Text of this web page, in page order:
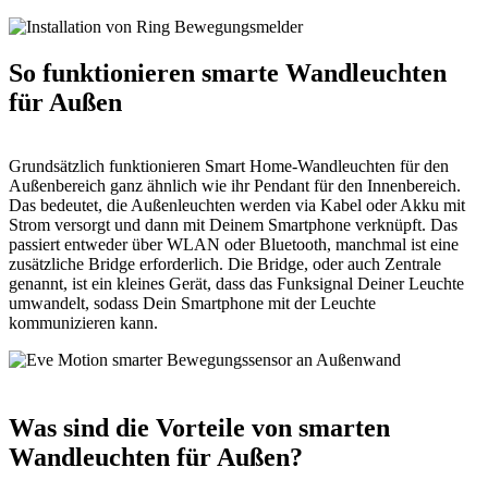
So funktionieren smarte Wandleuchten
für Außen
Grundsätzlich funktionieren Smart Home-Wandleuchten für den
Außenbereich ganz ähnlich wie ihr Pendant für den Innenbereich.
Das bedeutet, die Außenleuchten werden via Kabel oder Akku mit
Strom versorgt und dann mit Deinem Smartphone verknüpft. Das
passiert entweder über WLAN oder Bluetooth, manchmal ist eine
zusätzliche Bridge erforderlich. Die Bridge, oder auch Zentrale
genannt, ist ein kleines Gerät, dass das Funksignal Deiner Leuchte
umwandelt, sodass Dein Smartphone mit der Leuchte
kommunizieren kann.
Was sind die Vorteile von smarten
Wandleuchten für Außen?